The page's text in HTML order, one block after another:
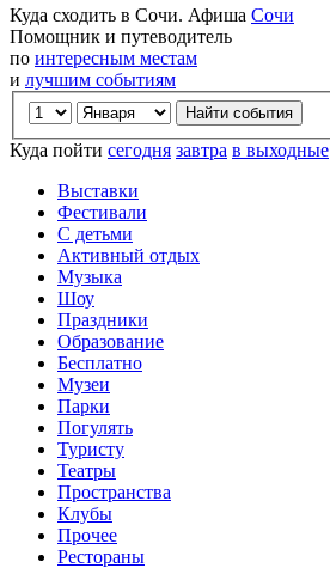
Куда сходить в Сочи. Афиша Сочи
Помощник и путеводитель
по интересным местам
и лучшим событиям
Куда пойти сегодня завтра в выходные
Выставки
Фестивали
С детьми
Активный отдых
Музыка
Шоу
Праздники
Образование
Бесплатно
Музеи
Парки
Погулять
Туристу
Театры
Пространства
Клубы
Прочее
Рестораны